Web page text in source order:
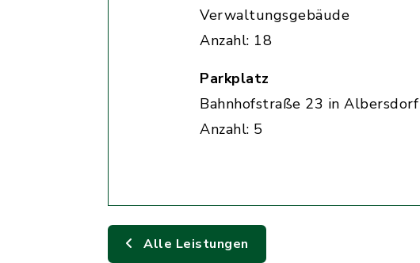
Verwaltungsgebäude
Anzahl: 18
Parkplatz
Bahnhofstraße 23 in Albersdorf
Anzahl: 5
Alle Leistungen